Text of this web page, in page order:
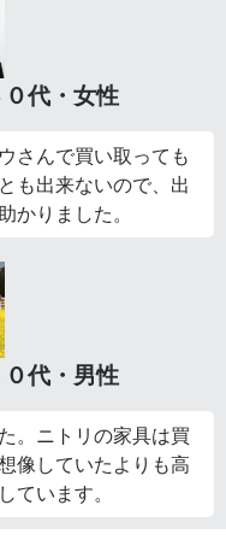
代・女性
さんで買い取っても
も出来ないので、出
かりました。
代・男性
。ニトリの家具は買
像していたよりも高
ています。